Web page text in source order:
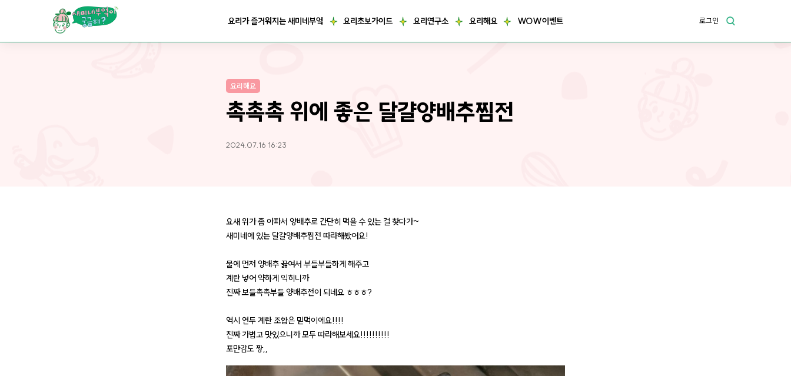
요리가 즐거워지는 새미네부엌 요리초보가이드 요리연구소 요리해요 WOW이벤트 로그인
요리해요
촉촉촉 위에 좋은 달걀양배추찜전
2024.07.16 16:23
요새 위가 좀 아파서 양배추로 간단히 먹을 수 있는 걸 찾다가~
새미네에 있는 달걀양배추찜전 따라해봤어요!
물에 먼저 양배추 끓여서 부들부들하게 해주고
계란 넣어 약하게 익히니까
진짜 보들촉촉부들 양배추전이 되네요 ㅎㅎㅎ?
역시 연두 계란 조합은 믿먹이에요!!!!
진짜 가볍고 맛있으니까 모두 따라해보세요!!!!!!!!!!
포만감도 짱,,